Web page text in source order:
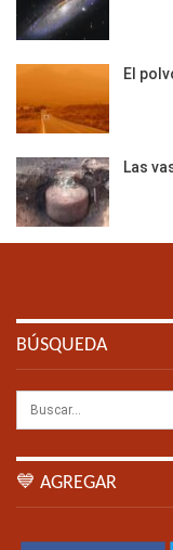
El
Las
BÚSQUEDA
💙 AGREGAR